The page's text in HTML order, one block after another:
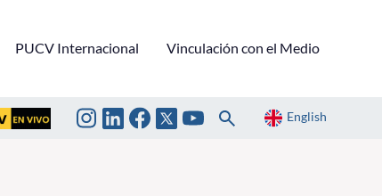
PUCV Internacional Vinculación con el Medio
English